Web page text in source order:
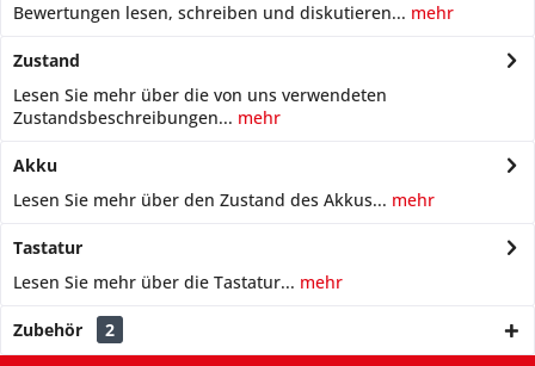
Bewertungen lesen, schreiben und diskutieren... mehr
Zustand
Lesen Sie mehr über die von uns verwendeten
Zustandsbeschreibungen... mehr
Akku
Lesen Sie mehr über den Zustand des Akkus... mehr
Tastatur
Lesen Sie mehr über die Tastatur... mehr
Zubehör 2